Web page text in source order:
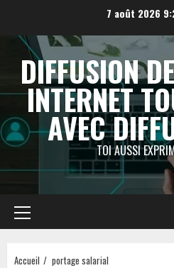
contenu
7 août 2026
DIFFUSION
INTERNET
AVEC
TOI AUSSI
Menu
principal
Accueil portage salarial